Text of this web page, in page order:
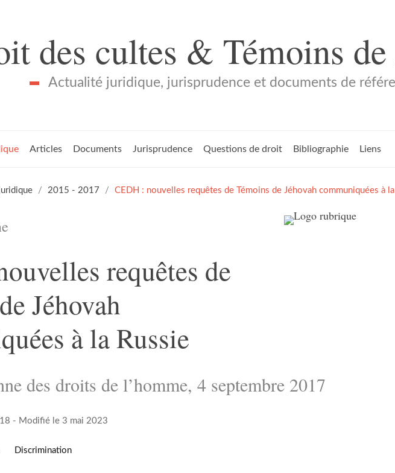
des cultes & Témoins de
Actualité juridique, jurisprudence et documents de
Articles Documents Jurisprudence Questions de droit Bibliographie Liens
2015 - 2017 CEDH : nouvelles requêtes de Témoins de Jéhovah communiquées à
requêtes de
Jéhovah
à la Russie
des droits de l’homme, 4 septembre 2017
- Modifié le 3 mai 2023
Discrimination